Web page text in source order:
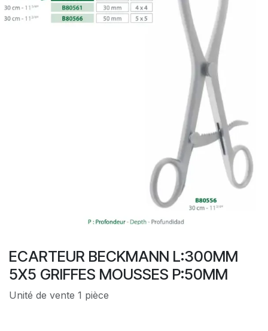
ECARTEUR BECKMANN L:300MM
5X5 GRIFFES MOUSSES P:50MM
Unité de vente 1 pièce